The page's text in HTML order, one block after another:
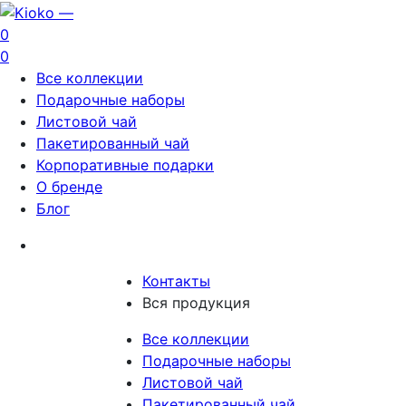
0
0
Все коллекции
Подарочные наборы
Листовой чай
Пакетированный чай
Корпоративные подарки
О бренде
Блог
Контакты
Вся продукция
Все коллекции
Подарочные наборы
Листовой чай